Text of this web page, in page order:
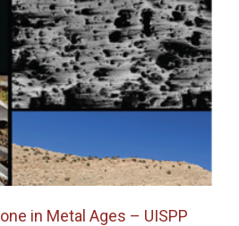
in Metal Ages – UISPP